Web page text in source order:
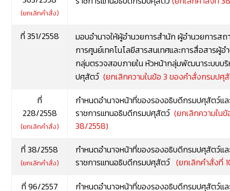
(ยกเลิกคำสั่ง)
ที่ 351/2558
มอบอำนาจให้ผู้อำนวยการสำนัก ผู้อำนวยการ
การศูนย์เทคโนโลยีสารสนเทศและการสื่อสารผู้อ
กลุ่มตรวจสอบภายใน หัวหน้ากลุ่มพัฒนาระบบบ
ปศุสัตว์ (ยกเลิกความในข้อ 3 ของคำสั่งกรมปศุ
ที่
228/2558
(ยกเลิกคำสั่ง)
กำหนดอำนาจหน้าที่ของรองอธิบดีกรมปศุสัตว์แ
ราชการแทนอธิบดีกรมปศุสัตว์ (ยกเลิกความใน
38/2558)
ที่ 38/2558
(ยกเลิกคำสั่ง)
กำหนดอำนาจหน้าที่ของรองอธิบดีกรมปศุสัตว์แ
ราชการแทนอธิบดีกรมปศุสัตว์ (ยกเลิกคำสั่งที่
ที่ 96/2557
กำหนดอำนาจหน้าที่ของรองอธิบดีกรมปศุสัตว์แ